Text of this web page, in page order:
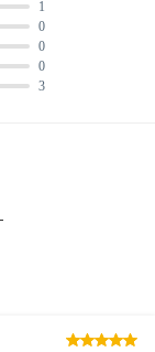
3
0
0
0
1